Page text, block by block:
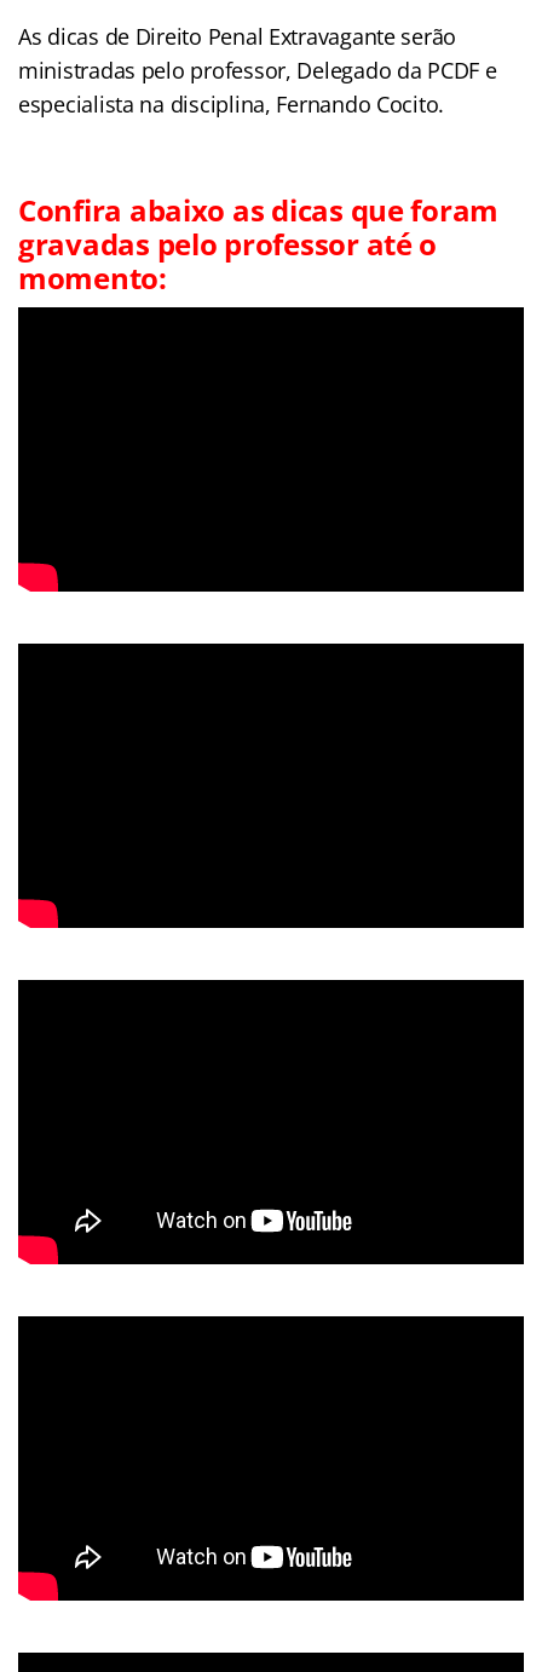
As dicas de Direito Penal Extravagante serão
ministradas pelo professor, Delegado da PCDF e
especialista na disciplina, Fernando Cocito.
Confira abaixo as dicas que foram
gravadas pelo professor até o
momento: